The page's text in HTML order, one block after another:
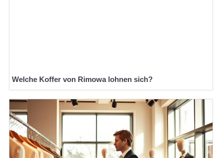
Welche Koffer von Rimowa lohnen sich?